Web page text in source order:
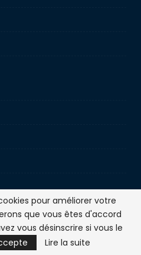
pour améliorer votre
que vous êtes d'accord
vous désinscrire si vous le
Lire la suite